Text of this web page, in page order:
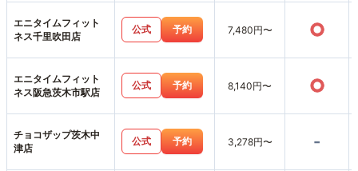
エニタイムフィット
ネス千里吹田店
公式 予約 7,480円〜 ○
エニタイムフィット
ネス阪急茨木市駅店
公式 予約 8,140円〜 ○
チョコザップ茨木中
津店
公式 予約 3,278円〜 -